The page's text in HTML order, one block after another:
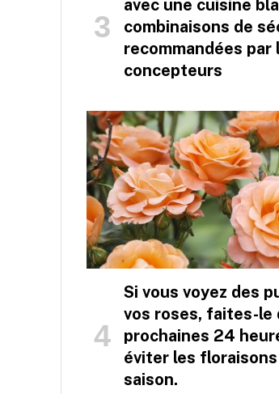
avec une cuisine
combinaisons de
recommandées par
concepteurs
Si vous voyez des
vos roses, faites-le
prochaines 24
éviter les
saison.